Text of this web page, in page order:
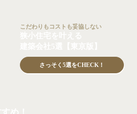
こだわりもコストも妥協しない
さっそく5選をCHECK！